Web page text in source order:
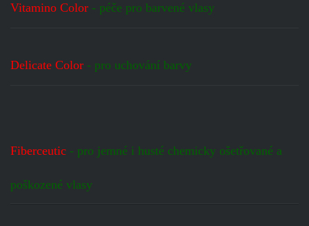
Vitamino Color- péče pro barvené vlasy
Delicate Color- pro uchování barvy
Fiberceutic- pro jemné i husté chemicky ošetřované a
poškozené vlasy